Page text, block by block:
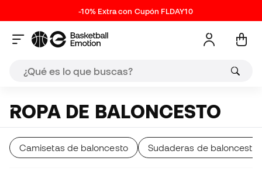
-10% Extra con Cupón FLDAY10
ROPA DE BALONCESTO
Camisetas de baloncesto Sudaderas de baloncesto